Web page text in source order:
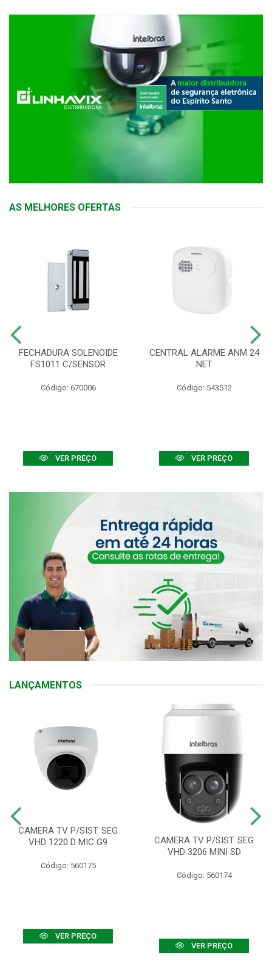
AS MELHORES OFERTAS
FECHADURA SOLENOIDE
FS1011 C/SENSOR
Código: 670006
VER PREÇO
CENTRAL ALARME ANM 24
NET
Código: 543512
VER PREÇO
LANÇAMENTOS
CAMERA TV P/SIST. SEG
VHD 1220 D MIC G9
Código: 560175
VER PREÇO
CAMERA TV P/SIST. SEG
VHD 3206 MINI SD
Código: 560174
VER PREÇO